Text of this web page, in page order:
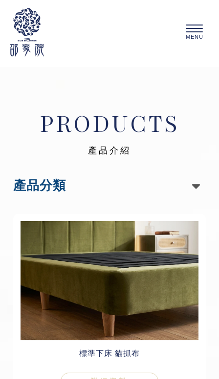
PRODUCTS
產品分類
標準下床 貓抓布